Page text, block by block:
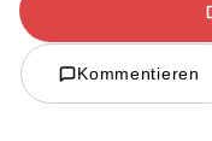
Kommentieren